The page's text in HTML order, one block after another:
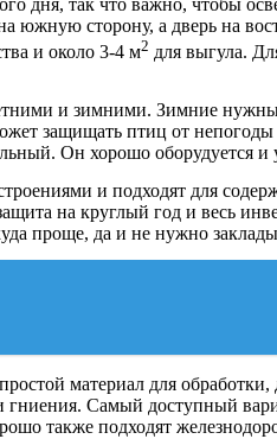
южную сторону, а дверь на
и около 3-4 м2 для выгула.
и зимними. Зимние нужны
защищать птиц от
Он хорошо оборудуется
и подходят для
на круглый год и весь
проще, да и не нужно
материал для
и гниения. Самый доступный
также подходят